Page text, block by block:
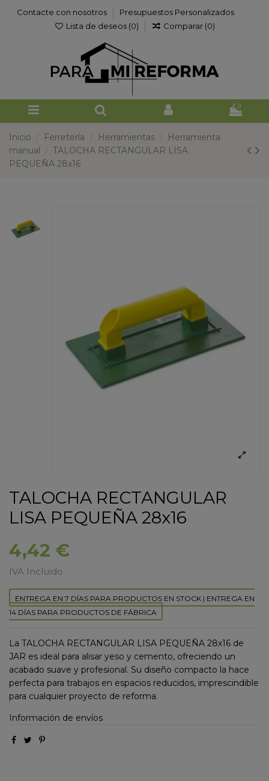
Contacte con nosotros
Presupuestos Personalizados
Lista de deseos (0) Comparar (0)
0
Inicio Ferretería Herramientas
Herramienta
manual
TALOCHA RECTANGULAR LISA
PEQUEÑA 28x16
TALOCHA RECTANGULAR
LISA PEQUEÑA 28x16
4,42 €
IVA Incluido
ENTREGA EN 7 DÍAS PARA PRODUCTOS EN STOCK | ENTREGA EN
14 DÍAS PARA PRODUCTOS DE FÁBRICA
La TALOCHA RECTANGULAR LISA PEQUEÑA 28x16 de
JAR es ideal para alisar yeso y cemento, ofreciendo un
acabado suave y profesional. Su diseño compacto la hace
perfecta para trabajos en espacios reducidos, imprescindible
para cualquier proyecto de reforma.
Información de envíos